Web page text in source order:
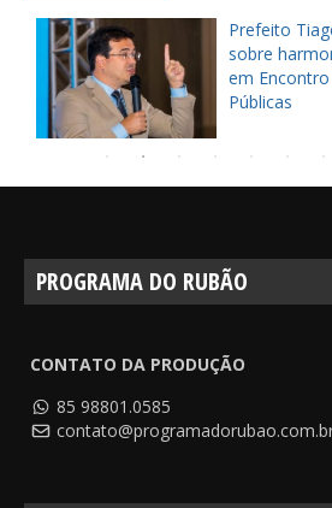
Prefeito
sobre
em
Públicas
PROGRAMA DO RUBÃO
CONTATO DA PRODUÇÃO
85 98801.0585